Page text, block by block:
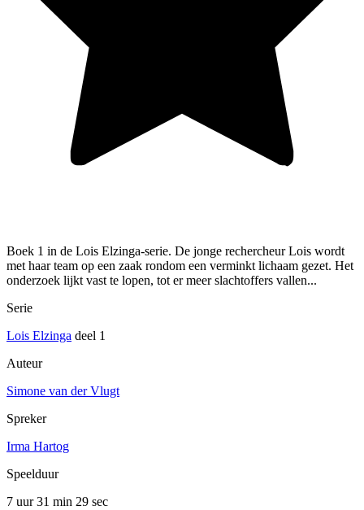
Boek 1 in de Lois Elzinga-serie. De jonge rechercheur Lois wordt
met haar team op een zaak rondom een verminkt lichaam gezet. Het
onderzoek lijkt vast te lopen, tot er meer slachtoffers vallen...
Serie
Lois Elzinga deel 1
Auteur
Simone van der Vlugt
Spreker
Irma Hartog
Speelduur
7 uur 31 min 29 sec